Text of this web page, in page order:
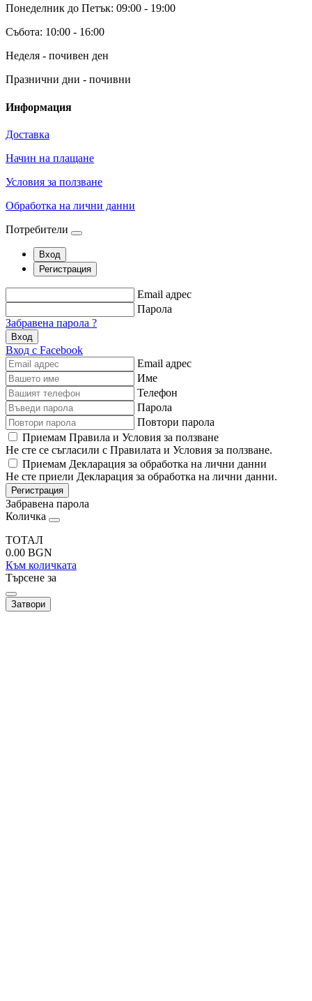
Понеделник до Петък: 09:00 - 19:00
Събота: 10:00 - 16:00
Неделя - почивен ден
Празнични дни - почивни
Информация
Доставка
Начин на плащане
Условия за ползване
Обработка на лични данни
Потребители
Вход
Регистрация
Email адрес
Парола
Забравена парола ?
Вход
Вход с Facebook
Email адрес
Име
Телефон
Парола
Повтори парола
Приемам Правила и Условия за ползване
Не сте се съгласили с Правилата и Условия за ползване.
Приемам Декларация за обработка на лични данни
Не сте приели Декларация за обработка на лични данни.
Регистрация
Забравена парола
Количка
ТОТАЛ
0.00 BGN
Към количката
Търсене за
Затвори